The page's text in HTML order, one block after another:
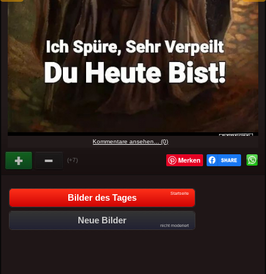
Kommentare ansehen... (0)
(+7) Merken
Bilder des Tages Startseite
Neue Bilder
nicht moderiert